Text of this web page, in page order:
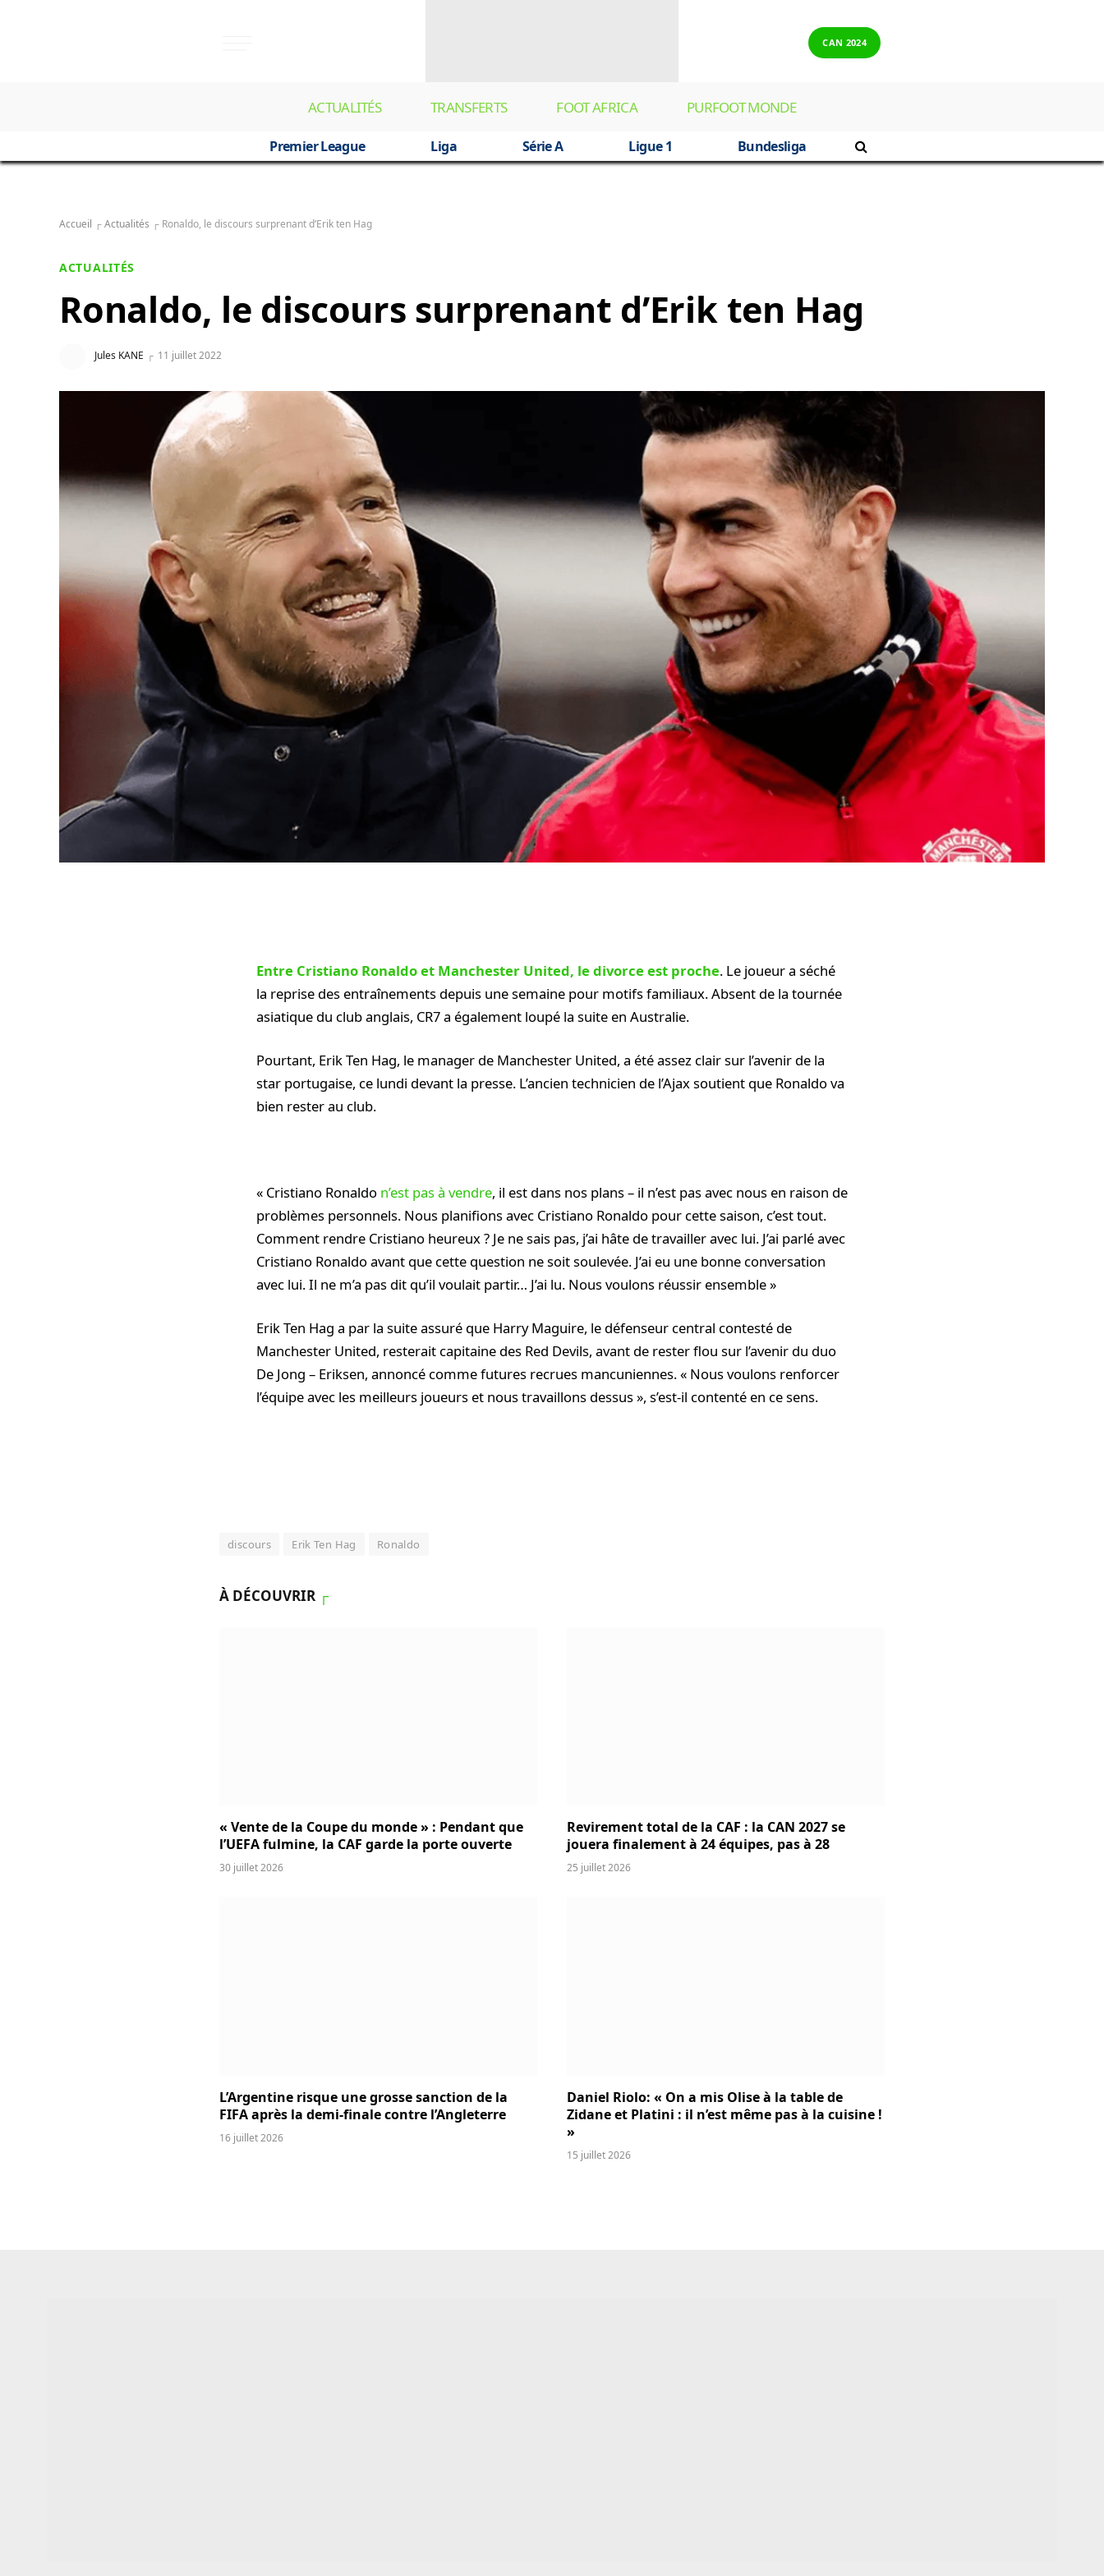
CAN 2024
ACTUALITÉS TRANSFERTS FOOT AFRICA PURFOOT MONDE
Premier League Liga Série A Ligue 1 Bundesliga
Accueil ┌Actualités ┌ Ronaldo, le discours surprenant d’Erik ten Hag
ACTUALITÉS
Ronaldo, le discours surprenant d’Erik ten Hag
Jules KANE 11 juillet 2022
Entre Cristiano Ronaldo et Manchester United, le divorce est proche. Le joueur a séché
la reprise des entraînements depuis une semaine pour motifs familiaux. Absent de la tournée
asiatique du club anglais, CR7 a également loupé la suite en Australie.
Pourtant, Erik Ten Hag, le manager de Manchester United, a été assez clair sur l’avenir de la
star portugaise, ce lundi devant la presse. L’ancien technicien de l’Ajax soutient que Ronaldo va
bien rester au club.
« Cristiano Ronaldo n’est pas à vendre, il est dans nos plans – il n’est pas avec nous en raison de
problèmes personnels. Nous planifions avec Cristiano Ronaldo pour cette saison, c’est tout.
Comment rendre Cristiano heureux ? Je ne sais pas, j’ai hâte de travailler avec lui. J’ai parlé avec
Cristiano Ronaldo avant que cette question ne soit soulevée. J’ai eu une bonne conversation
avec lui. Il ne m’a pas dit qu’il voulait partir… J’ai lu. Nous voulons réussir ensemble »
Erik Ten Hag a par la suite assuré que Harry Maguire, le défenseur central contesté de
Manchester United, resterait capitaine des Red Devils, avant de rester flou sur l’avenir du duo
De Jong – Eriksen, annoncé comme futures recrues mancuniennes. « Nous voulons renforcer
l’équipe avec les meilleurs joueurs et nous travaillons dessus », s’est-il contenté en ce sens.
discours Erik Ten Hag Ronaldo
À DÉCOUVRIR ┌
« Vente de la Coupe du monde » : Pendant que
l’UEFA fulmine, la CAF garde la porte ouverte
30 juillet 2026
Revirement total de la CAF : la CAN 2027 se
jouera finalement à 24 équipes, pas à 28
25 juillet 2026
L’Argentine risque une grosse sanction de la
FIFA après la demi-finale contre l’Angleterre
16 juillet 2026
Daniel Riolo: « On a mis Olise à la table de
Zidane et Platini : il n’est même pas à la cuisine !
»
15 juillet 2026